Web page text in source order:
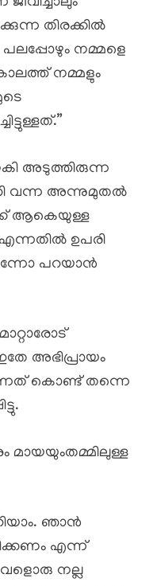
തിരക്കിൽ
പലപ്പോഴും നമ്മളെ
നമ്മളും
അടുത്തിരുന്ന
വന്ന അന്നുമുതൽ
ആകെയുള്ള
ഉപരി
പറയാൻ
അഭിപ്രായം
കൊണ്ട് തന്നെ
മായയുംതമ്മിലുള്ള
ഞാൻ
എന്ന്
നല്ല